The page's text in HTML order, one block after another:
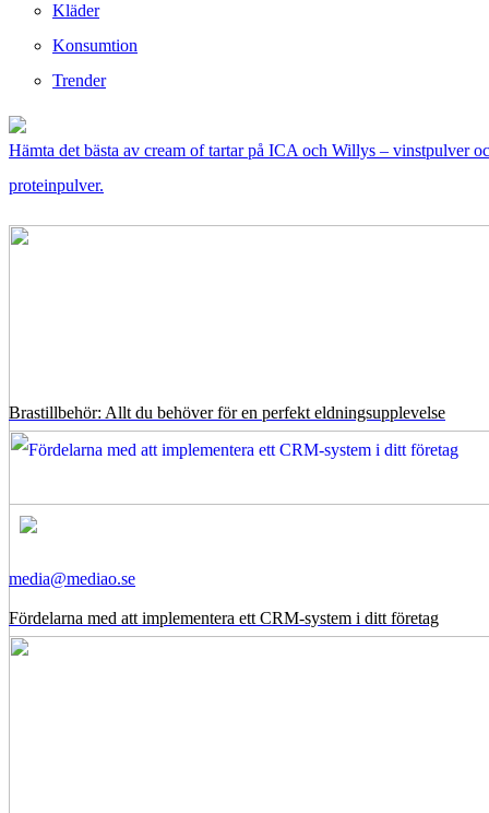
Kläder
Konsumtion
Trender
Hämta det bästa av cream of tartar på ICA och Willys – vinstpulver
proteinpulver.
Brastillbehör: Allt du behöver för en perfekt eldningsupplevelse
Fördelarna med att implementera ett CRM-system i ditt företag
media@mediao.se